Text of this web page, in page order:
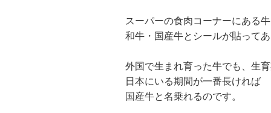
スーパーの食肉コーナーにある
和牛・国産牛とシールが貼って
外国で生まれ育った牛でも、生
日本にいる期間が一番長ければ
国産牛と名乗れるのです。